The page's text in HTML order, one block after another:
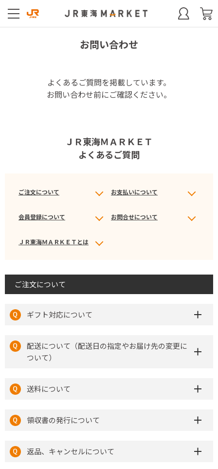
お問い合わせ
よくあるご質問を掲載しています。
お問い合わせ前にご確認ください。
ＪＲ東海ＭＡＲＫＥＴ
よくあるご質問
ご注文について お支払いについて
会員登録について お問合せについて
ＪＲ東海ＭＡＲＫＥＴとは
ご注文について
ギフト対応について
配送について（配送日の指定やお届け先の変更に
ついて）
送料について
領収書の発行について
返品、キャンセルについて